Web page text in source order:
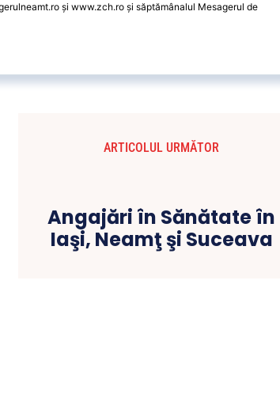
și www.zch.ro și săptămânalul Mesagerul de
ARTICOLUL URMĂTOR
Angajări în Sănătate în
Iaşi, Neamţ şi Suceava